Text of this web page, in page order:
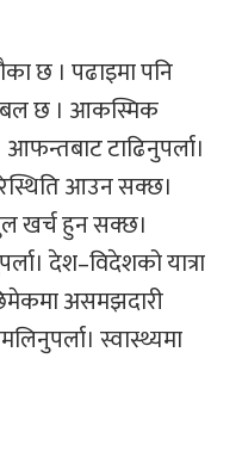
छ । पढाइमा पनि
सबल छ । आकस्मिक
टाढिनुपर्ला।
आउन सक्छ।
खर्च हुन सक्छ।
देश–विदेशको यात्रा
असमझदारी
स्वास्थ्यमा